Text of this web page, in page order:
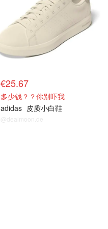
€25.67
多少钱？？你别吓我
adidas 皮质小白鞋
@dealmoon.de